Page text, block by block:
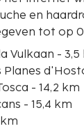
en
tot op
Vulkaan - 3,5
Planes
- 14,2 km
- 15,4 km